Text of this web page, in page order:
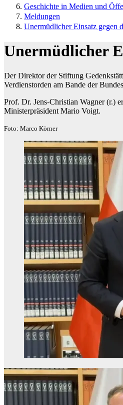
Geschichte in Medien und
Meldungen
Unermüdlicher Einsatz gegen
Unermüdlicher
Der Direktor der Stiftung
Verdienstorden am Bande der
Prof. Dr. Jens-Christian Wagner (r.)
Ministerpräsident Mario Voigt.
Foto: Marco Körner